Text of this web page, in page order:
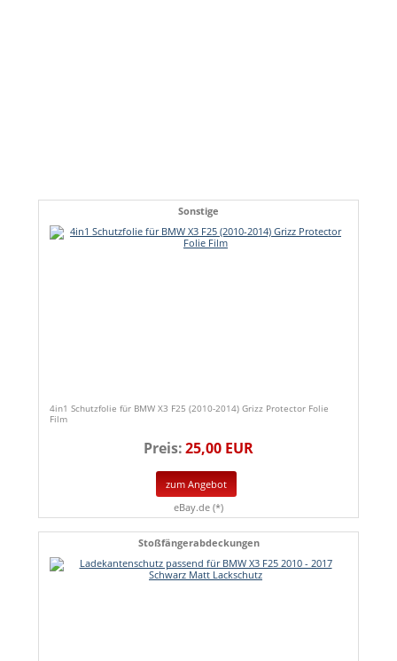
Sonstige
4in1 Schutzfolie für BMW X3 F25 (2010-2014) Grizz Protector Folie
Film
Preis:25,00 EUR
zum Angebot
eBay.de (*)
Stoßfängerabdeckungen